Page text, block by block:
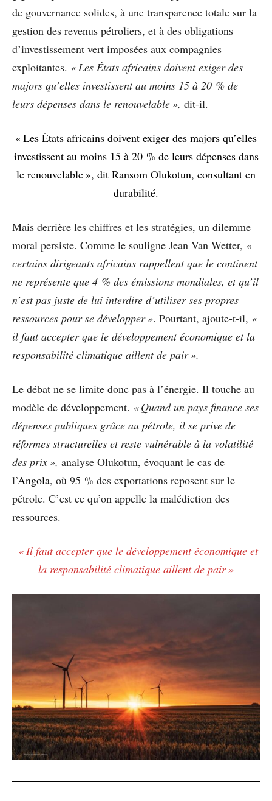
de gouvernance solides, à une transparence totale sur la
gestion des revenus pétroliers, et à des obligations
d’investissement vert imposées aux compagnies
exploitantes. « Les États africains doivent exiger des
majors qu’elles investissent au moins 15 à 20 % de
leurs dépenses dans le renouvelable », dit-il.
« Les États africains doivent exiger des majors qu’elles
investissent au moins 15 à 20 % de leurs dépenses dans
le renouvelable », dit Ransom Olukotun, consultant en
durabilité.
Mais derrière les chiffres et les stratégies, un dilemme
moral persiste. Comme le souligne Jean Van Wetter, «
certains dirigeants africains rappellent que le continent
ne représente que 4 % des émissions mondiales, et qu’il
n’est pas juste de lui interdire d’utiliser ses propres
ressources pour se développer ». Pourtant, ajoute-t-il, «
il faut accepter que le développement économique et la
responsabilité climatique aillent de pair ».
Le débat ne se limite donc pas à l’énergie. Il touche au
modèle de développement. « Quand un pays finance ses
dépenses publiques grâce au pétrole, il se prive de
réformes structurelles et reste vulnérable à la volatilité
des prix », analyse Olukotun, évoquant le cas de
l’Angola, où 95 % des exportations reposent sur le
pétrole. C’est ce qu’on appelle la malédiction des
ressources.
« Il faut accepter que le développement économique et
la responsabilité climatique aillent de pair »